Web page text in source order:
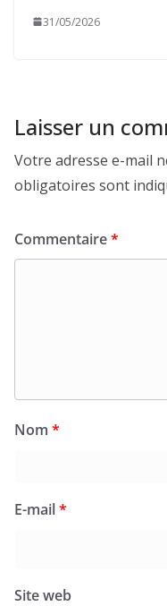
31/05/2026
Laisser un
Votre adresse e-mail
obligatoires sont
Commentaire*
Nom *
E-mail*
Site web